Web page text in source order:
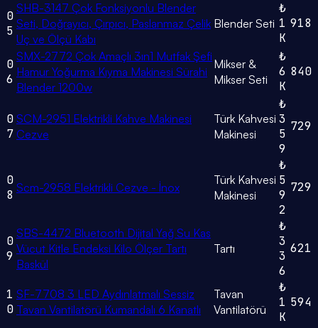
0
5
SHB-3147 Çok Fonksiyonlu Blender
Seti, Doğrayıcı, Çırpıcı, Paslanmaz Çelik
Uç ve Ölçü Kabı
Blender Seti
₺
1
K
918
0
6
SMX-2772 Çok Amaçlı 3ın1 Mutfak Şefi
Hamur Yoğurma Kıyma Makinesi Sürahi
Blender 1200w
Mikser &
Mikser Seti
₺
6
K
840
0
7
SCM-2951 Elektrikli Kahve Makinesi
Cezve
Türk Kahvesi
Makinesi
₺
3
5
9
729
0
8 Scm-2958 Elektrikli Cezve - İnox
Türk Kahvesi
Makinesi
₺
5
9
2
729
0
9
SBS-4472 Bluetooth Dijital Yağ Su Kas
Vücut Kitle Endeksi Kilo Ölçer Tartı
Baskül
Tartı
₺
3
3
6
621
1
0
SF-7708 3 LED Aydınlatmalı Sessiz
Tavan Vantilatörü Kumandalı 6 Kanatlı
Tavan
Vantilatörü
₺
1
K
594